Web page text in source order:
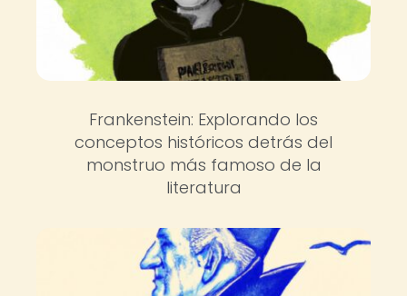
Frankenstein: Explorando los
conceptos históricos detrás del
monstruo más famoso de la
literatura